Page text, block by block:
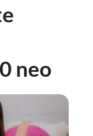
neo